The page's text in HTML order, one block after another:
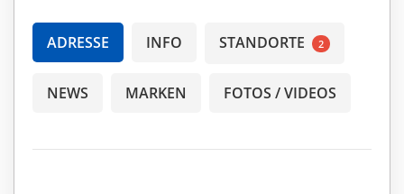
ADRESSE INFO STANDORTE 2
NEWS MARKEN FOTOS / VIDEOS